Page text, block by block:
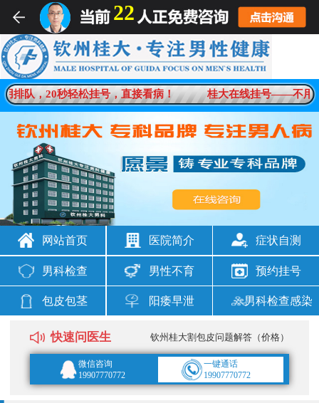
队，20秒轻松挂号，直接看病！ 桂大在线挂号——不用
网站首页 医院简介 症状自测
男科检查 男性不育 预约挂号
包皮包茎 阳痿早泄 男科检查感染
快速问医生 钦州桂大割包皮问题解答（价格）
微信咨询
19907770772
一键通话
19907770772
22